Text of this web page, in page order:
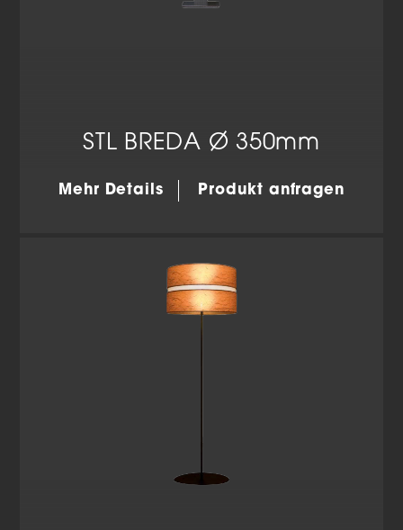
STL BREDA Ø 350mm
Mehr Details Produkt anfragen